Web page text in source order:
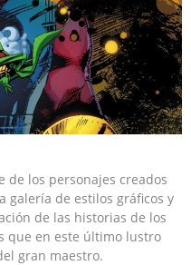
de los personajes creados
galería de estilos gráficos y
de las historias de los
que en este último lustro
gran maestro.